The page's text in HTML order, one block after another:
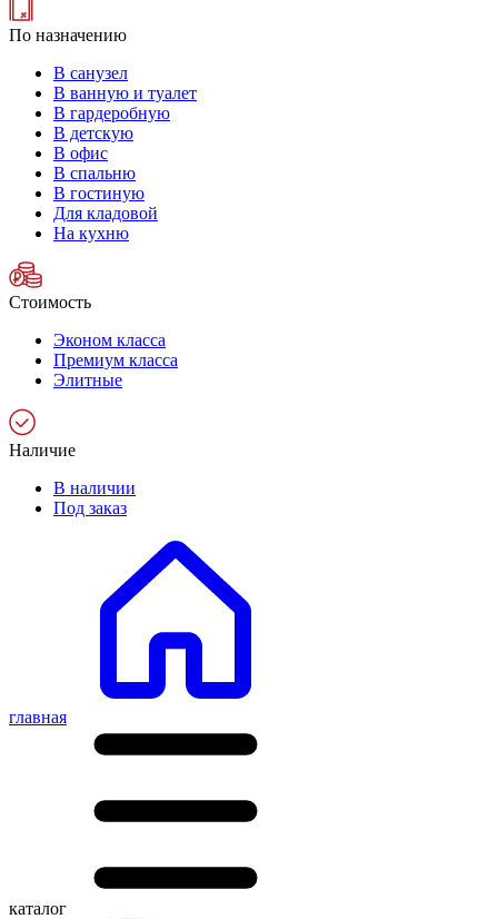
По назначению
В санузел
В ванную и туалет
В гардеробную
В детскую
В офис
В спальню
В гостиную
Для кладовой
На кухню
Стоимость
Эконом класса
Премиум класса
Элитные
Наличие
В наличии
Под заказ
главная
каталог